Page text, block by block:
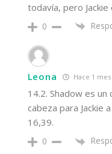
todavía, pero
0
Leona Hace 1 mes
14.2. Shadow es
cabeza para Jackie
16,39.
0